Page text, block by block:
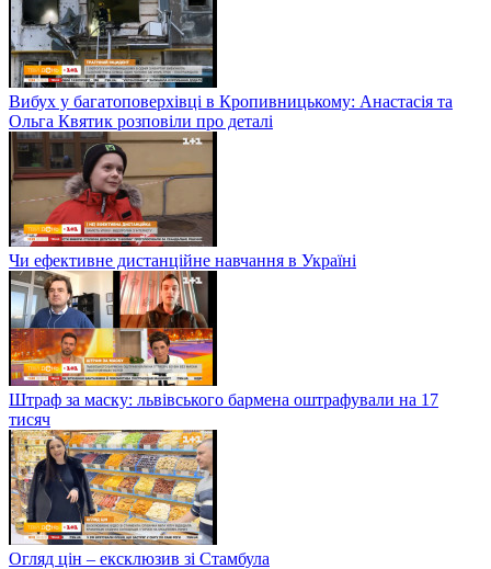
Вибух у багатоповерхівці в Кропивницькому: Анастасія та
Ольга Квятик розповіли про деталі
Чи ефективне дистанційне навчання в Україні
Штраф за маску: львівського бармена оштрафували на 17
тисяч
Огляд цін – ексклюзив зі Стамбула